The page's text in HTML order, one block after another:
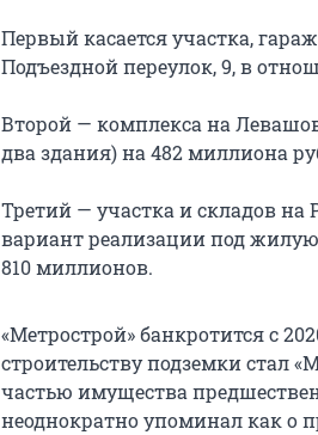
Первый касается участка,
Подъездной переулок, 9, в
Второй — комплекса на
два здания) на 482 миллиона
Третий — участка и складов на
вариант реализации под жилую
810 миллионов.
«Метрострой» банкротится с
строительству подземки стал
частью имущества
неоднократно упоминал как о